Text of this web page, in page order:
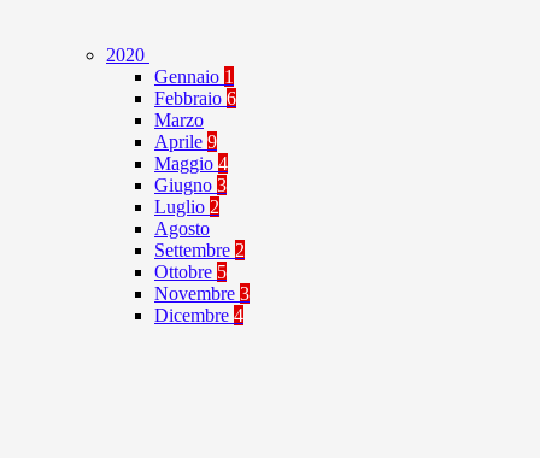
2020
Gennaio 1
Febbraio 6
Marzo
Aprile 9
Maggio 4
Giugno 3
Luglio 2
Agosto
Settembre 2
Ottobre 5
Novembre 3
Dicembre 4